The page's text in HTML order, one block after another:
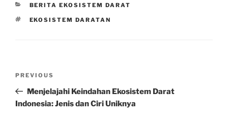
CATEGORIES
BERITA EKOSISTEM DARAT
TAGS
EKOSISTEM DARATAN
Previous
Post
PREVIOUS
Menjelajahi Keindahan Ekosistem Darat
Indonesia: Jenis dan Ciri Uniknya